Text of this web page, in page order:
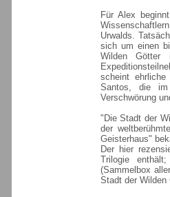
Für Alex
Urwalds.
sich um einen
Wilden Götter
scheint
Santos, die im
Verschwörung
"Die Stadt der
der
Geisterhaus"
Der hier
Trilogie
(Sammelbox
Stadt der Wilden